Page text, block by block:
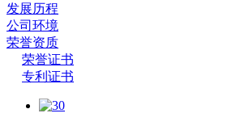
发展历程
公司环境
荣誉资质
荣誉证书
专利证书